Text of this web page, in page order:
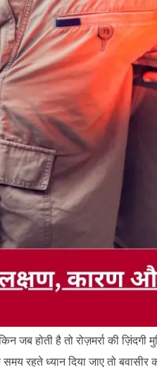
होती है तो रोज़मर्रा की ज़िंदगी
ध्यान दिया जाए तो बवासीर